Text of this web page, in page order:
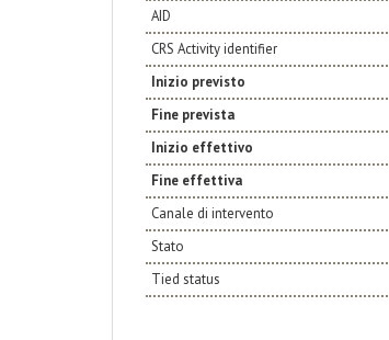
AID
CRS Activity identifier
Inizio previsto
Fine prevista
Inizio effettivo
Fine effettiva
Canale di intervento
Stato
Tied status